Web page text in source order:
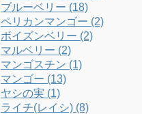
ブルーベリー (18)
ペリカンマンゴー (2)
ボイズンベリー (2)
マルベリー (2)
マンゴスチン (1)
マンゴー (13)
ヤシの実 (1)
ライチ(レイシ) (8)